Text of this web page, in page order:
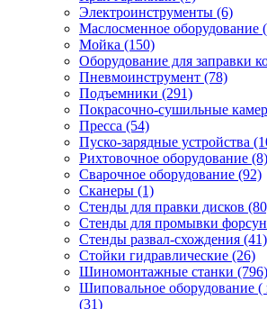
Электроинструменты (6)
Маслосменное оборудование
Мойка (150)
Оборудование для заправки
Пневмоинструмент (78)
Подъемники (291)
Покрасочно-сушильные
Пресса (54)
Пуско-зарядные устройства
Рихтовочное оборудование (8)
Сварочное оборудование (92)
Сканеры (1)
Стенды для правки дисков
Стенды для промывки
Стенды развал-схождения (41)
Стойки гидравлические (26)
Шиномонтажные станки (796)
Шиповальное оборудование (
(31)